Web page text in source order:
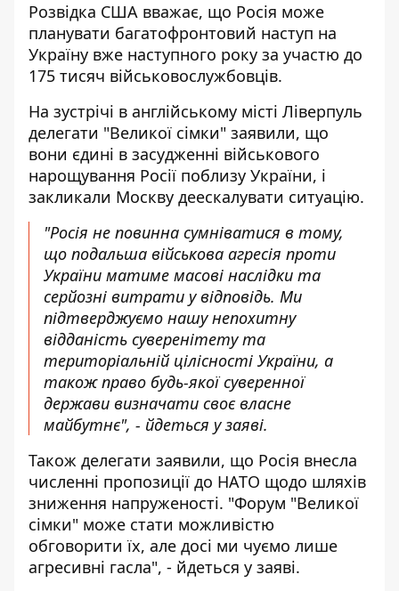
Розвідка США вважає, що Росія може
планувати багатофронтовий наступ на
Україну вже наступного року за участю до
175 тисяч військовослужбовців.
На зустрічі в англійському місті Ліверпуль
делегати "Великої сімки" заявили, що
вони єдині в засудженні військового
нарощування Росії поблизу України, і
закликали Москву деескалувати ситуацію.
"Росія не повинна сумніватися в тому,
що подальша військова агресія проти
України матиме масові наслідки та
серйозні витрати у відповідь. Ми
підтверджуємо нашу непохитну
відданість суверенітету та
територіальній цілісності України, а
також право будь-якої суверенної
держави визначати своє власне
майбутнє", - йдеться у заяві.
Також делегати заявили, що Росія внесла
численні пропозиції до НАТО щодо шляхів
зниження напруженості. "Форум "Великої
сімки" може стати можливістю
обговорити їх, але досі ми чуємо лише
агресивні гасла", - йдеться у заяві.